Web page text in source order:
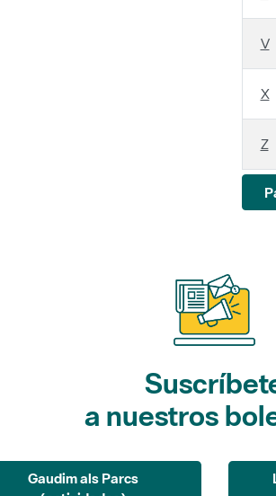
V
X
Z
a nuestros
(actividades)